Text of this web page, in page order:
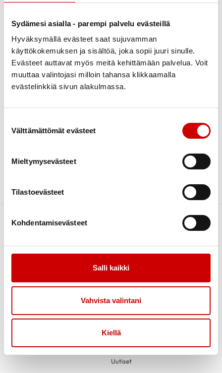
Sydämesi asialla - parempi palvelu evästeillä
Hyväksymällä evästeet saat sujuvamman
käyttökokemuksen ja sisältöä, joka sopii juuri sinulle.
Evästeet auttavat myös meitä kehittämään palvelua. Voit
muuttaa valintojasi milloin tahansa klikkaamalla
evästelinkkiä sivun alakulmassa.
Välttämättömät evästeet
Mieltymysevästeet
Tilastoevästeet
Kohdentamisevästeet
Salli kaikki
Vahvista valintani
Kiellä
Ajankohta
Paikkakunta
Katso kaikkia sydänyhteisön
tapahtumia
Tietoa
Puheenjohtajan palsta
Terveyspalvelut Forssan
palvelua?
Uutiset